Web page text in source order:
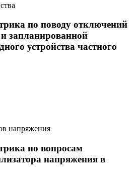
по поводу отключений
запланированной
устройства частного
напряжения
по вопросам
напряжения в